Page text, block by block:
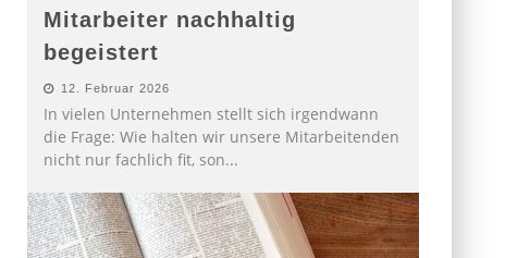
Mitarbeiter nachhaltig
begeistert
12. Februar 2026
In vielen Unternehmen stellt sich irgendwann
die Frage: Wie halten wir unsere Mitarbeitenden
nicht nur fachlich fit, son...